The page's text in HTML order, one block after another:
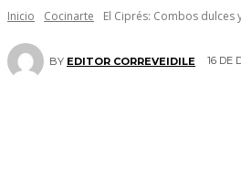
Inicio Cocinarte El Ciprés: Combos
BY EDITOR CORREVEIDILE 16 DE